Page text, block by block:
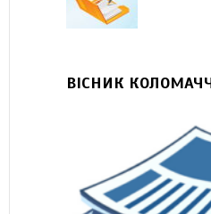
ВІСНИК